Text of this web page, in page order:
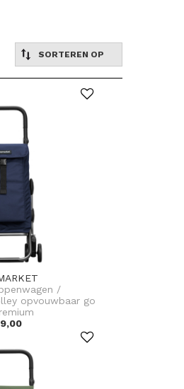
SORTEREN OP
/
opvouwbaar go